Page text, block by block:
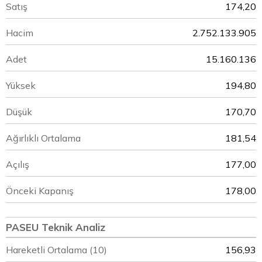
Satış 174,20
Hacim 2.752.133.905
Adet 15.160.136
Yüksek 194,80
Düşük 170,70
Ağırlıklı Ortalama 181,54
Açılış 177,00
Önceki Kapanış 178,00
PASEU Teknik Analiz
Hareketli Ortalama (10) 156,93